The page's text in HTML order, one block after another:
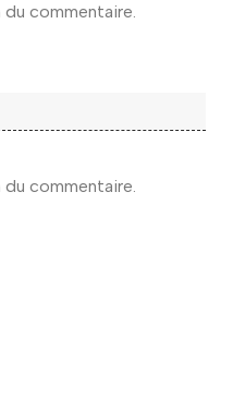
commentaire.
commentaire.